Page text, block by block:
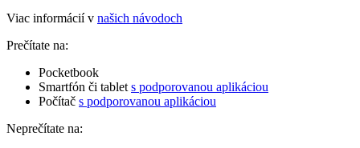
Viac informácií v našich návodoch
Prečítate na:
Pocketbook
Smartfón či tablet s podporovanou aplikáciou
Počítač s podporovanou aplikáciou
Neprečítate na: